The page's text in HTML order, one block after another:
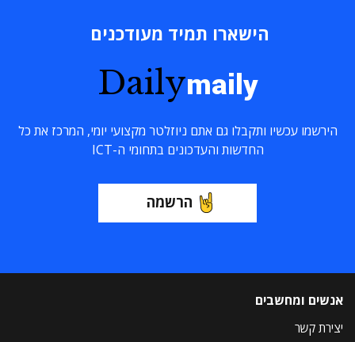
הישארו תמיד מעודכנים
Dailymaily
הירשמו עכשיו ותקבלו גם אתם ניוזלטר מקצועי יומי, המרכז את כל
החדשות והעדכונים בתחומי ה-ICT
הרשמה
אנשים ומחשבים
יצירת קשר